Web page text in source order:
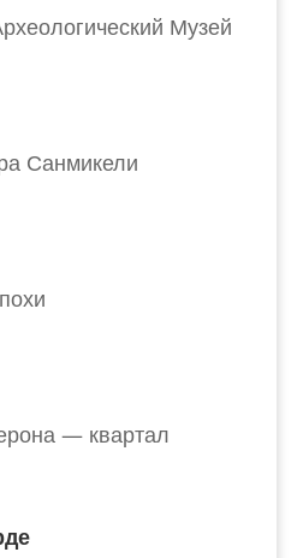
Музей
Санмикели
— квартал